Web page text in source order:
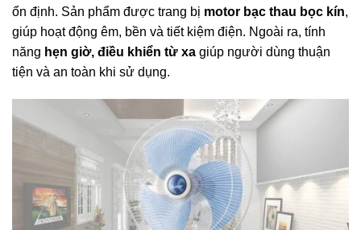
ổn định. Sản phẩm được trang bị motor bạc thau bọc kín,
giúp hoạt động êm, bền và tiết kiệm điện. Ngoài ra, tính
năng hẹn giờ, điều khiển từ xa giúp người dùng thuận
tiện và an toàn khi sử dụng.